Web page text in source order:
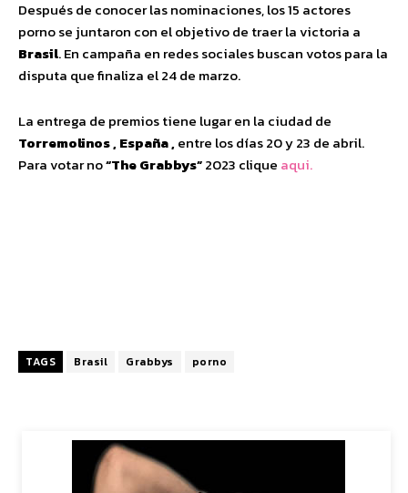
Después de conocer las nominaciones, los 15 actores
porno se juntaron con el objetivo de traer la victoria a
Brasil. En campaña en redes sociales buscan votos para la
disputa que finaliza el 24 de marzo.
La entrega de premios tiene lugar en la ciudad de
Torremolinos , España ,entre los días 20 y 23 de abril.
Para votar no“The Grabbys”2023 clique aqui.
TAGS Brasil Grabbys porno